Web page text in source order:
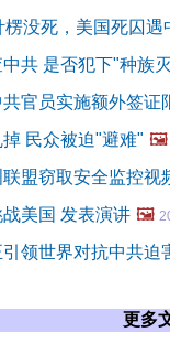
没死，美国死囚遇
共 是否犯下"种族
官员实施额外签证
民众被迫"避难" 🖼️
盟窃取安全监控视
美国 发表演讲 🖼️
领世界对抗中共迫
更多